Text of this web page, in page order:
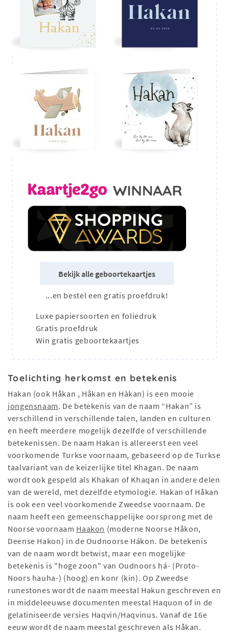
Bekijk alle geboortekaartjes
...en bestel een gratis proefdruk!
Luxe papiersoorten en foliedruk
Gratis proefdruk
Win gratis geboortekaartjes
Toelichting herkomst en betekenis
Hakan (ook Håkan , Hâkan en Hàkan) is een mooie
jongensnaam. De betekenis van de naam “Hakan” is
verschillend in verschillende talen, landen en culturen
en heeft meerdere mogelijk dezelfde of verschillende
betekenissen. De naam Hakan is allereerst een veel
voorkomende Turkse voornaam, gebaseerd op de Turkse
taalvariant van de keizerlijke titel Khagan. De naam
wordt ook gespeld als Khakan of Khaqan in andere delen
van de wereld, met dezelfde etymologie. Hakan of Håkan
is ook een veel voorkomende Zweedse voornaam. De
naam heeft een gemeenschappelijke oorsprong met de
Noorse voornaam Haakon (moderne Noorse Håkon,
Deense Hakon) in de Oudnoorse Hákon. De betekenis
van de naam wordt betwist, maar een mogelijke
betekenis is "hoge zoon" van Oudnoors há- (Proto-
Noors hauha-) (hoog) en konr (kin). Op Zweedse
runestones wordt de naam meestal Hakun geschreven en
in middeleeuwse documenten meestal Haquon of in de
gelatiniseerde versies Haqvin/Haqvinus. Vanaf de 16e
eeuw wordt de naam meestal geschreven als Håkan.